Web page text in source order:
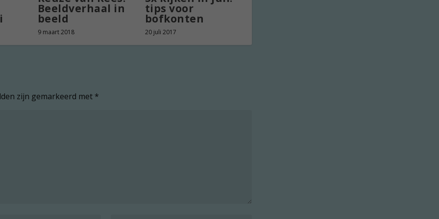
Beeldverhaal in
beeld
9 maart 2018
tips voor
bofkonten
20 juli 2017
zijn gemarkeerd met *